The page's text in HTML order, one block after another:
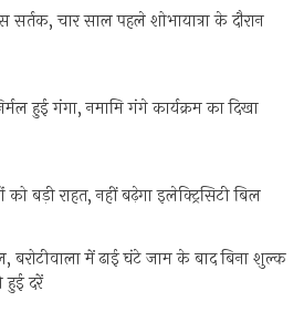
चार साल पहले शोभायात्रा के दौरान
हुई गंगा, नमामि गंगे कार्यक्रम का दिखा
बड़ी राहत, नहीं बढ़ेगा इलेक्ट्रिसिटी बिल
बरोटीवाला में ढाई घंटे जाम के बाद बिना शुल्क
हुई दरें